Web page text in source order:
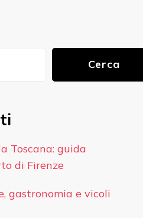
Cerca
Toscana: guida
di Firenze
gastronomia e vicoli